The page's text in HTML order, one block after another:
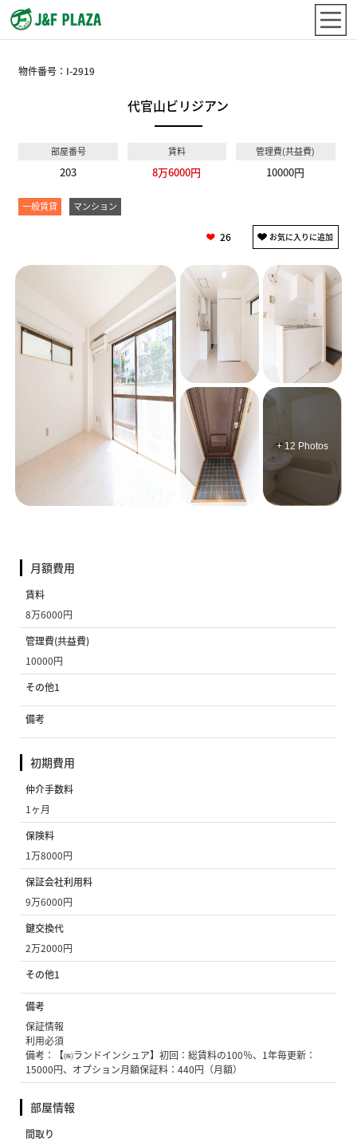
物件番号： I-2919
代官山ビリジアン
部屋番号
203
賃料
8万6000円
管理費(共益費)
10000円
一般賃貸 マンション
26
+ 12 Photos
月額費用
賃料
8万6000円
管理費(共益費)
10000円
その他1
備考
初期費用
仲介手数料
1ヶ月
保険料
1万8000円
保証会社利用料
9万6000円
鍵交換代
2万2000円
その他1
備考
保証情報
利用必須
備考：【㈱ランドインシュア】初回：総賃料の100％、1年毎更新：
15000円、オプション月額保証料：440円（月額）
部屋情報
間取り